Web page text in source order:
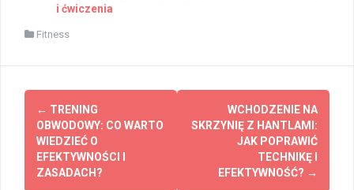
i ćwiczenia
Fitness
Post
navigation
← TRENING
OBWODOWY: CO WARTO
WIEDZIEĆ O
EFEKTYWNOŚCI I
ZASADACH?
WCHODZENIE NA
SKRZYNIĘ Z HANTLAMI:
JAK POPRAWIĆ
TECHNIKĘ I
EFEKTYWNOŚĆ? →